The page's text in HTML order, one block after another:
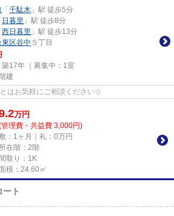
「千駄木 」駅 徒歩5分
日暮里 」駅 徒歩8分
西日暮里 」駅 徒歩13分
東区谷中 ５丁目
17年 ｜募集中： 1室
建
はお気軽にご相談ください☆
万円
管理費・共益費 3,000円)
敷：1ヶ月｜礼：0万円
所在階：2階
間取り：1K
積：24.60㎡
ート